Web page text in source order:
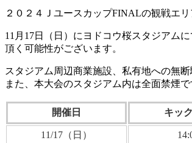
２０２４ＪユースカップFINALの観戦エ
11月17日（日）にヨドコウ桜スタジアム
頂く可能性がございます。
スタジアム周辺商業施設、私有地への無
また、本大会のスタジアム内は全面禁煙
開催日 キッ
11/17（日）